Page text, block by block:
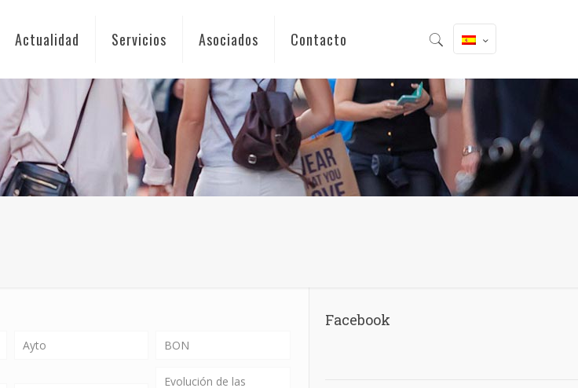
Actualidad Servicios Asociados Contacto
Ayto BON
Evolución de las
Facebook